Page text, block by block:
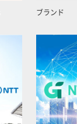
ブランド